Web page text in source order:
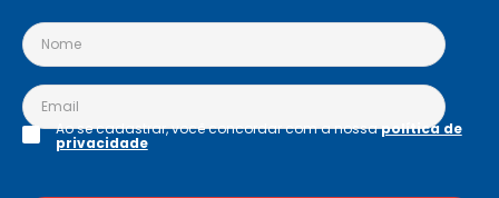
Ao se cadastrar, você concordar com a nossapolítica de
privacidade